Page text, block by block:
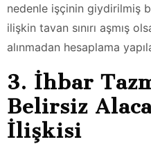
nedenle işçinin giydirilmiş
ilişkin tavan sınırı aşmış
alınmadan hesaplama
3. İhbar
Belirsiz
İlişkisi